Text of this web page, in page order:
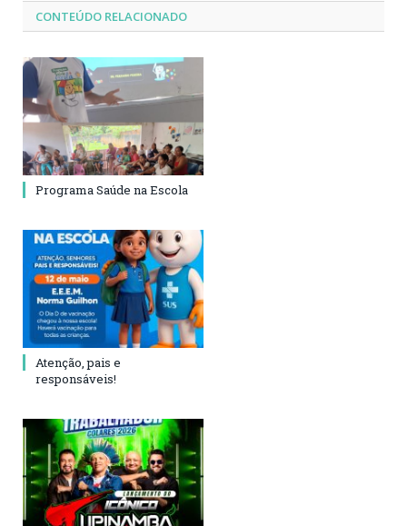
CONTEÚDO RELACIONADO
Programa Saúde na Escola
Atenção, pais e
responsáveis!